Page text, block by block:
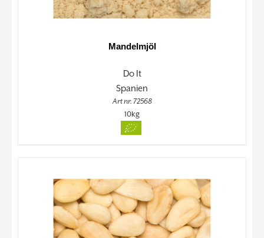
Mandelmjöl
Do It
Spanien
Art nr. 72568
10kg